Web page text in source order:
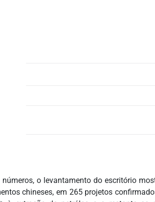
números, o levantamento do escritório
chineses, em 265 projetos